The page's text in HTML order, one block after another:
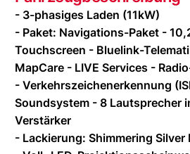
- 3-phasiges Laden (11kW)
- Paket: Navigations-Paket -
Touchscreen - Bluelink-
MapCare - LIVE Services -
- Verkehrszeichenerkennung
Soundsystem - 8 Lautsprecher
Verstärker
- Lackierung: Shimmering Silver